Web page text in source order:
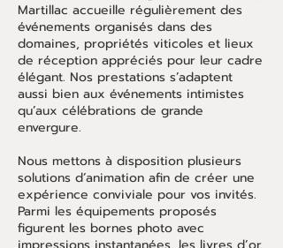
Martillac accueille régulièrement des
événements organisés dans des
domaines, propriétés viticoles et lieux
de réception appréciés pour leur cadre
élégant. Nos prestations s’adaptent
aussi bien aux événements intimistes
qu’aux célébrations de grande
envergure.
Nous mettons à disposition plusieurs
solutions d’animation afin de créer une
expérience conviviale pour vos invités.
Parmi les équipements proposés
figurent les bornes photo avec